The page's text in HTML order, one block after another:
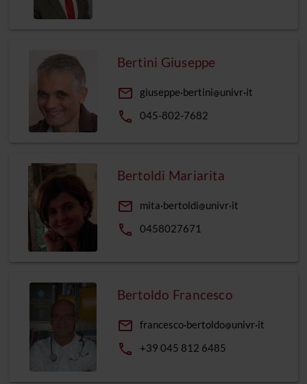
Bertini Giuseppe
email giuseppe bertini univr it
phone 045-802-7682
Bertoldi Mariarita
email mita bertoldi univr it
phone 0458027671
Bertoldo Francesco
email francesco bertoldo univr it
phone +39 045 812 6485